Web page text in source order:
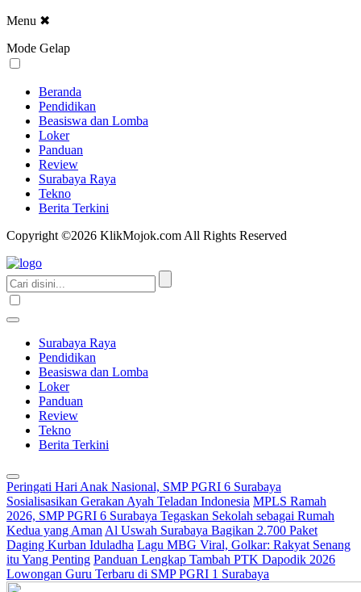
Menu ✖
Mode Gelap
Beranda
Pendidikan
Beasiswa dan Lomba
Loker
Panduan
Review
Surabaya Raya
Tekno
Berita Terkini
Copyright ©2026 KlikMojok.com All Rights Reserved
Surabaya Raya
Pendidikan
Beasiswa dan Lomba
Loker
Panduan
Review
Tekno
Berita Terkini
Peringati Hari Anak Nasional, SMP PGRI 6 Surabaya
Sosialisasikan Gerakan Ayah Teladan Indonesia MPLS Ramah
2026, SMP PGRI 6 Surabaya Tegaskan Sekolah sebagai Rumah
Kedua yang Aman Al Uswah Surabaya Bagikan 2.700 Paket
Daging Kurban Iduladha Lagu MBG Viral, Golkar: Rakyat Senang
itu Yang Penting Panduan Lengkap Tambah PTK Dapodik 2026
Lowongan Guru Terbaru di SMP PGRI 1 Surabaya